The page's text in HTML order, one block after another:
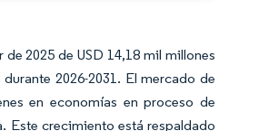
2025 de USD 14,18 mil millones
2026-2031. El mercado de
en economías en proceso de
Este crecimiento está respaldado